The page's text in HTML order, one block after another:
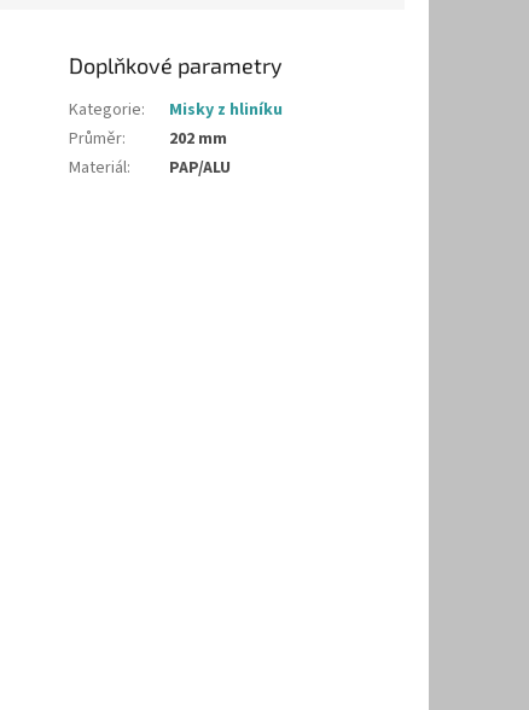
Doplňkové parametry
Kategorie:
Misky z hliníku
Průměr:
202 mm
Materiál: PAP/ALU